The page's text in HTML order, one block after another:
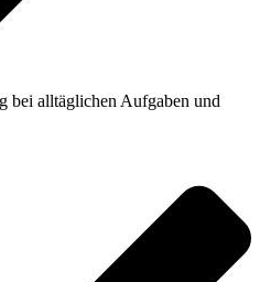
bei alltäglichen Aufgaben und